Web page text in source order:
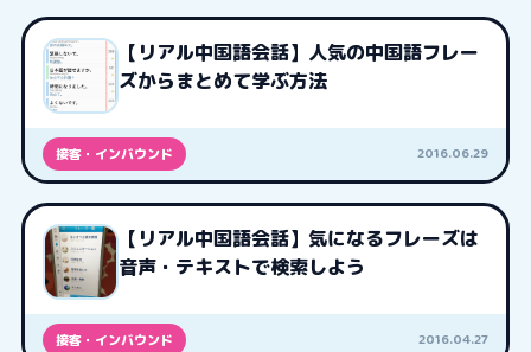
【リアル中国語会話】人気の中国語フレー
ズからまとめて学ぶ方法
接客・インバウンド 2016.06.29
【リアル中国語会話】気になるフレーズは
音声・テキストで検索しよう
接客・インバウンド 2016.04.27